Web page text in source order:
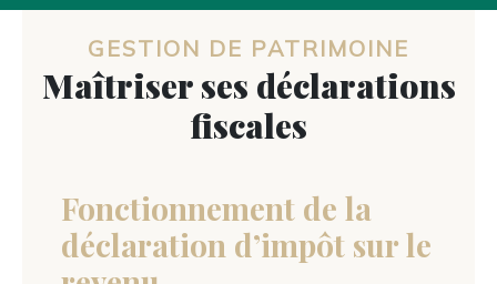
GESTION DE PATRIMOINE
Maîtriser ses déclarations
fiscales
Fonctionnement de la
déclaration d’impôt sur le